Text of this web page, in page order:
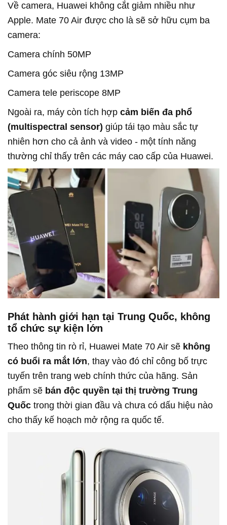
Về camera, Huawei không cắt giảm nhiều như
Apple. Mate 70 Air được cho là sẽ sở hữu cụm ba
camera:
Camera chính 50MP
Camera góc siêu rộng 13MP
Camera tele periscope 8MP
Ngoài ra, máy còn tích hợp cảm biến đa phổ
(multispectral sensor) giúp tái tạo màu sắc tự
nhiên hơn cho cả ảnh và video - một tính năng
thường chỉ thấy trên các máy cao cấp của Huawei.
Phát hành giới hạn tại Trung Quốc, không
tổ chức sự kiện lớn
Theo thông tin rò rỉ, Huawei Mate 70 Air sẽ không
có buổi ra mắt lớn, thay vào đó chỉ công bố trực
tuyến trên trang web chính thức của hãng. Sản
phẩm sẽ bán độc quyền tại thị trường Trung
Quốc trong thời gian đầu và chưa có dấu hiệu nào
cho thấy kế hoạch mở rộng ra quốc tế.